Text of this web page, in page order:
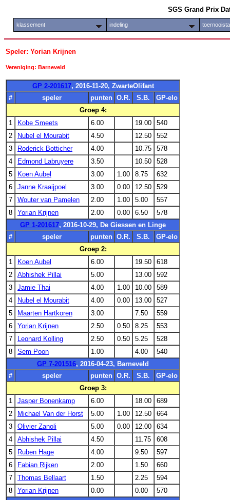
SGS Grand Prix
klassement indeling
Speler: Yorian Krijnen
Vereniging: Barneveld
GP 2-201617, 2016-11-20, ZwarteOlifant
#
speler punten O.R. S.B.
GP-elo
Groep 4:
1
Kobe Smeets 6.00 19.00
540
2
Nubel el Mourabit 4.50 12.50
552
3
Roderick Botticher 4.00 10.75
578
4
Edmond Labruyere 3.50 10.50
528
5
Koen Aubel 3.00 1.00 8.75
632
6
Janne Kraaijpoel 3.00 0.00 12.50
529
7
Wouter van Pamelen 2.00 1.00 5.00
557
8
Yorian Krijnen 2.00 0.00 6.50
578
GP 1-201617, 2016-10-29, De Giessen en Linge
#
speler punten O.R. S.B.
GP-elo
Groep 2:
1
Koen Aubel 6.00 19.50
618
2
Abhishek Pillai 5.00 13.00
592
3
Jamie Thai 4.00 1.00 10.00
589
4
Nubel el Mourabit 4.00 0.00 13.00
527
5
Maarten Hartkoren 3.00 7.50
559
6
Yorian Krijnen 2.50 0.50 8.25
553
7
Leonard Kolling 2.50 0.50 5.25
528
8
Sem Poon 1.00 4.00
540
GP 7-201516, 2016-04-23, Barneveld
#
speler punten O.R. S.B.
GP-elo
Groep 3:
1
Jasper Bonenkamp 6.00 18.00
689
2
Michael Van der Horst 5.00 1.00 12.50
664
3
Olivier Zanoli 5.00 0.00 12.00
634
4
Abhishek Pillai 4.50 11.75
608
5
Ruben Hage 4.00 9.50
597
6
Fabian Rijken 2.00 1.50
660
7
Thomas Bellaart 1.50 2.25
594
8
Yorian Krijnen 0.00 0.00
570